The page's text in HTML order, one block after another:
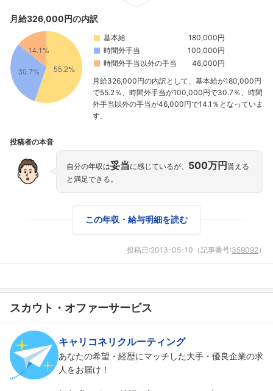
月給326,000円の内訳
基本給
180,000円
時間外手当
100,000円
時間外手当以外の手当
46,000円
月給326,000円の内訳として、基本給が180,000円
で55.2％、時間外手当が100,000円で30.7％、時間
外手当以外の手当が46,000円で14.1％となっていま
す。
投稿者の本音
自分の年収は妥当に感じているが、 500万円 貰える
と満足できる。
この年収・給与明細を読む
投稿日:2013-05-10 （記事番号:359092）
スカウト・オファーサービス
キャリコネリクルーティング
あなたの希望・経歴にマッチした大手・優良企業の求
人をお届け！